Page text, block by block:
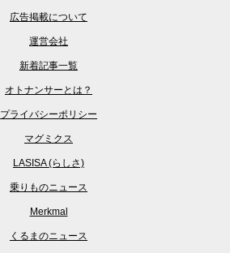
広告掲載について
運営会社
新着記事一覧
オトナンサーとは？
プライバシーポリシー
マグミクス
LASISA (らしさ)
乗りものニュース
Merkmal
くるまのニュース